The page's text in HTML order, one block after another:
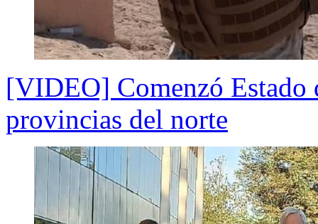
[VIDEO] Comenzó Estado
provincias del norte